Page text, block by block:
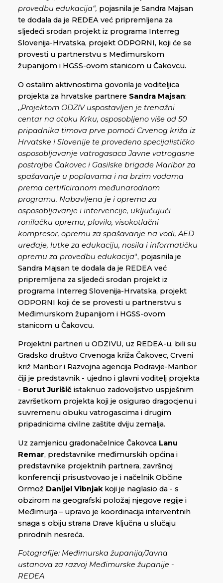
provedbu edukacija“, pojasnila je Sandra Majsan
te dodala da je REDEA već pripremljena za
sljedeći srodan projekt iz programa Interreg
Slovenija-Hrvatska, projekt ODPORNI, koji će se
provesti u partnerstvu s Međimurskom
županijom i HGSS-ovom stanicom u Čakovcu.
O ostalim aktivnostima govorila je voditeljica
projekta za hrvatske partnere Sandra Majsan:
„Projektom ODZIV uspostavljen je trenažni
centar na otoku Krku, osposobljeno više od 50
pripadnika timova prve pomoći Crvenog križa iz
Hrvatske i Slovenije te provedeno specijalističko
osposobljavanje vatrogasaca Javne vatrogasne
postrojbe Čakovec i Gasilske brigade Maribor za
spašavanje u poplavama i na brzim vodama
prema certificiranom međunarodnom
programu. Nabavljena je i oprema za
osposobljavanje i intervencije, uključujući
ronilačku opremu, plovilo, visokotlačni
kompresor, opremu za spašavanje na vodi, AED
uređaje, lutke za edukaciju, nosila i informatičku
opremu za provedbu edukacija“, pojasnila je
Sandra Majsan te dodala da je REDEA već
pripremljena za sljedeći srodan projekt iz
programa Interreg Slovenija-Hrvatska, projekt
ODPORNI koji će se provesti u partnerstvu s
Međimurskom županijom i HGSS-ovom
stanicom u Čakovcu.
Projektni partneri u ODZIVU, uz REDEA-u, bili su
Gradsko društvo Crvenoga križa Čakovec, Crveni
križ Maribor i Razvojna agencija Podravje-Maribor
čiji je predstavnik - ujedno i glavni voditelj projekta
- Borut Jurišič istaknuo zadovoljstvo uspješnim
završetkom projekta koji je osigurao dragocjenu i
suvremenu obuku vatrogascima i drugim
pripadnicima civilne zaštite dviju zemalja.
Uz zamjenicu gradonačelnice Čakovca Lanu
Remar, predstavnike međimurskih općina i
predstavnike projektnih partnera, završnoj
konferenciji prisustvovao je i načelnik Občine
Ormož Danijel Vibnjakkoji je naglasio da - s
obzirom na geografski položaj njegove regije i
Međimurja – upravo je koordinacija interventnih
snaga s obiju strana Drave ključna u slučaju
prirodnih nesreća.
Fotografije: Međimurska županija/Javna
ustanova za razvoj Međimurske županije -
REDEA